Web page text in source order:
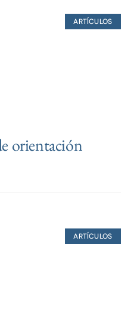
ARTÍCULOS
orientación
ARTÍCULOS